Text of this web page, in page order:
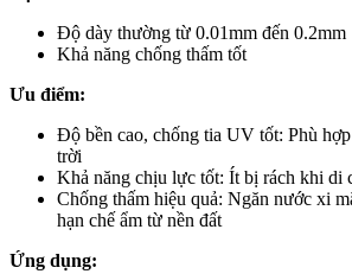
Độ dày thường từ 0.01mm đến 0.2mm
Khả năng chống thấm tốt
Ưu điểm:
Độ bền cao, chống tia UV tốt: Phù
trời
Khả năng chịu lực tốt: Ít bị rách khi di
Chống thấm hiệu quả: Ngăn nước xi
hạn chế ẩm từ nền đất
Ứng dụng: